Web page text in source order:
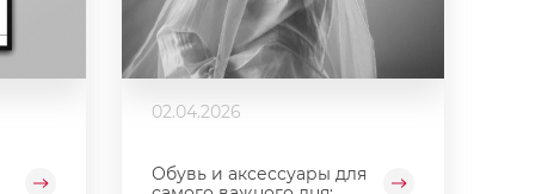
02.04.2026
Обувь и аксессуары для